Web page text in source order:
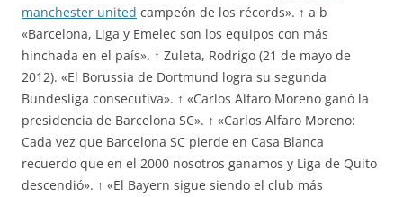
manchester united campeón de los récords». ↑ a b
«Barcelona, Liga y Emelec son los equipos con más
hinchada en el país». ↑ Zuleta, Rodrigo (21 de mayo de
2012). «El Borussia de Dortmund logra su segunda
Bundesliga consecutiva». ↑ «Carlos Alfaro Moreno ganó la
presidencia de Barcelona SC». ↑ «Carlos Alfaro Moreno:
Cada vez que Barcelona SC pierde en Casa Blanca
recuerdo que en el 2000 nosotros ganamos y Liga de Quito
descendió». ↑ «El Bayern sigue siendo el club más